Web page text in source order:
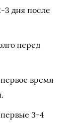
3 дня после
перед
время
первые 3-4